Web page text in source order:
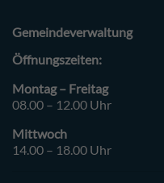
Gemeindeverwaltung
Öffnungszeiten:
Montag – Freitag
08.00 – 12.00 Uhr
Mittwoch
14.00 – 18.00 Uhr